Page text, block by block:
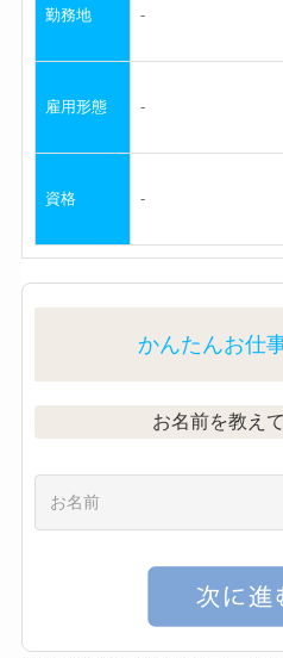
勤務地 -
雇用形態 -
資格 -
かんたんお仕
お名前を教え